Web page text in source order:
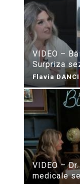
VIDEO –
Surpriza
Flavia
VIDEO –
medicale